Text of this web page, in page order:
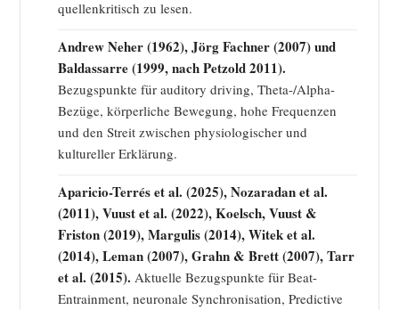
quellenkritisch zu lesen.
Andrew Neher (1962), Jörg Fachner (2007) und
Baldassarre (1999, nach Petzold 2011).
Bezugspunkte für auditory driving, Theta-/Alpha-
Bezüge, körperliche Bewegung, hohe Frequenzen
und den Streit zwischen physiologischer und
kultureller Erklärung.
Aparicio-Terrés et al. (2025), Nozaradan et al.
(2011), Vuust et al. (2022), Koelsch, Vuust &
Friston (2019), Margulis (2014), Witek et al.
(2014), Leman (2007), Grahn & Brett (2007), Tarr
et al. (2015). Aktuelle Bezugspunkte für Beat-
Entrainment, neuronale Synchronisation, Predictive